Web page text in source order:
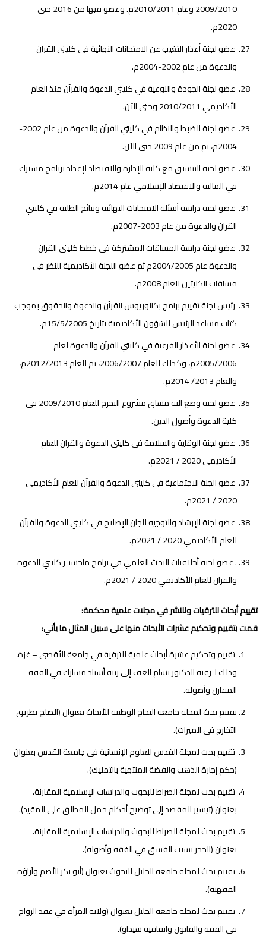
2009/2010 وعام 2010/2011م. وعضو فيها من 2016 حتى
2020م.
عضو لجنة أعذار التغيب عن الامتحانات النهائية في كليتي القرآن
والدعوة من عام 2002-2004م.
عضو لجنة الجودة والنوعية في كليتي الدعوة والقرآن منذ العام
الأكاديمي 2010/2011 وحتى الآن.
عضو لجنة الضبط والنظام في كليتي القرآن والدعوة من عام 2002-
2004م، ثم من عام 2009 حتى الآن.
عضو لجنة التنسيق مع كلية الإدارة والاقتصاد لإعداد برنامج مشترك
في المالية والاقتصاد الإسلامي عام 2014م.
عضو لجنة دراسة أسئلة الامتحانات النهائية ونتائج الطلبة في كليتي
القرآن والدعوة من عام 2003-2007م.
عضو لجنة دراسة المساقات المشتركة في خطط كليتي القرآن
والدعوة عام 2004/2005م ثم عضو اللجنة الأكاديمية للنظر في
مساقات الكليتين للعام 2008م.
رئيس لجنة تقييم برامج بكالوريوس القرآن والدعوة والحقوق بموجب
كتاب مساعد الرئيس للشؤون الأكاديمية بتاريخ 15/5/2005م.
عضو لجنة الأعذار الفرعية في كليتي القرآن والدعوة لعام
2005/2006م، وكذلك للعام 2006/2007، ثم للعام 2012/2013م،
والعام 2013/ 2014م.
عضو لجنة وضع آلية مساق مشروع التخرج للعام 2009/2010 في
كلية الدعوة وأصول الدين.
عضو لجنة الوقاية والسلامة في كليتي الدعوة والقرآن للعام
الأكاديمي 2020 / 2021م.
عضو الجنة الاجتماعية في كليتي الدعوة والقرآن للعام الأكاديمي
2020 / 2021م.
عضو لجنة الإرشاد والتوجيه للجان الإصلاح في كليتي الدعوة والقرآن
للعام الأكاديمي 2020 / 2021م.
. عضو لجنة أخلاقيات البحث العلمي في برامج ماجستير كليتي الدعوة
والقرآن للعام الأكاديمي 2020 / 2021م.
تقييم أبحاث للترقيات وللنشر في مجلات علمية محكمة:
قمت بتقييم وتحكيم عشرات الأبحاث منها على سبيل المثال ما يأتي:
تقييم وتحكيم عشرة أبحاث علمية للترقية في جامعة الأقصى – غزة،
وذلك لترقية الدكتور بسام العف إلى رتبة أستاذ مشارك في الفقه
المقارن وأصوله.
تقييم بحث لمجلة جامعة النجاح الوطنية للأبحاث بعنوان (الصلح بطريق
التخارج في الميراث).
تقييم بحث لمجلة القدس للعلوم الإنسانية في جامعة القدس بعنوان
(حكم إجارة الذهب والفضة المنتهية بالتمليك).
تقييم بحث لمجلة الصراط للبحوث والدراسات الإسلامية المقارنة،
بعنوان (تيسير المقصد إلى توضيح أحكام حمل المطلق على المقيد).
تقييم بحث لمجلة الصراط للبحوث والدراسات الإسلامية المقارنة،
بعنوان (الحجر بسبب الفسق في الفقه وأصوله).
تقييم بحث لمجلة جامعة الخليل للبحوث بعنوان (أبو بكر الأصم وآراؤه
الفقهية).
تقييم بحث لمجلة جامعة الخليل بعنوان (ولاية المرأة في عقد الزواج
في الفقه والقانون واتفاقية سيداو).